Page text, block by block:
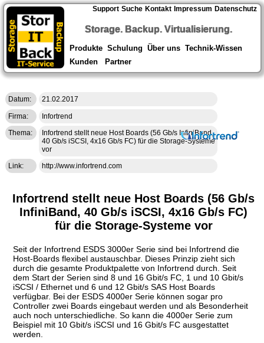
Support Suche Kontakt Impressum Datenschutz
Storage. Backup. Virtualisierung.
Produkte Schulung Über uns Technik-Wissen
Kunden
Partner
Datum: 21.02.2017
Firma: Infortrend
Thema:
Infortrend stellt neue Host Boards (56 Gb/s InfiniBand,
40 Gb/s iSCSI, 4x16 Gb/s FC) für die Storage-Systeme
vor
Link: http://www.infortrend.com
Infortrend stellt neue Host Boards (56 Gb/s
InfiniBand, 40 Gb/s iSCSI, 4x16 Gb/s FC)
für die Storage-Systeme vor
Seit der Infortrend ESDS 3000er Serie sind bei Infortrend die
Host-Boards flexibel austauschbar. Dieses Prinzip zieht sich
durch die gesamte Produktpalette von Infortrend durch. Seit
dem Start der Serien sind 8 und 16 Gbit/s FC, 1 und 10 Gbit/s
iSCSI / Ethernet und 6 und 12 Gbit/s SAS Host Boards
verfügbar. Bei der ESDS 4000er Serie können sogar pro
Controller zwei Boards eingebaut werden und als Besonderheit
auch noch unterschiedliche. So kann die 4000er Serie zum
Beispiel mit 10 Gbit/s iSCSI und 16 Gbit/s FC ausgestattet
werden.